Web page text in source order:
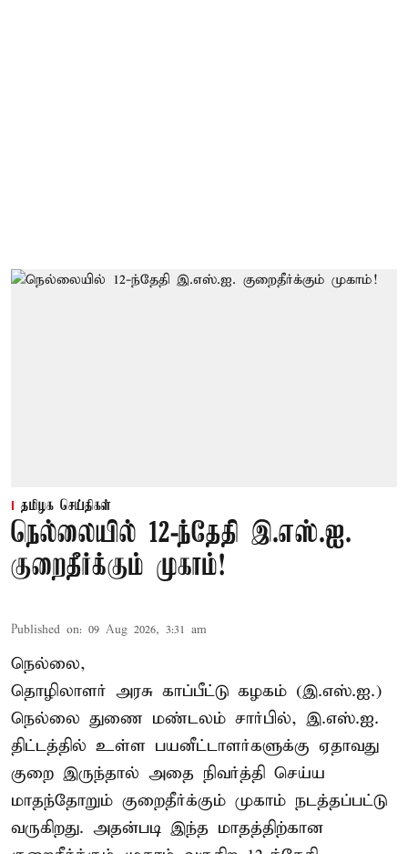
தமிழக செய்திகள்
நெல்லையில் 12-ந்தேதி இ.எஸ்.ஐ.
குறைதீர்க்கும் முகாம்!
Published on: 09 Aug 2026, 3:31 am
நெல்லை,
தொழிலாளர் அரசு காப்பீட்டு கழகம் (இ.எஸ்.ஐ.)
நெல்லை துணை மண்டலம் சார்பில், இ.எஸ்.ஐ.
திட்டத்தில் உள்ள பயனீட்டாளர்களுக்கு ஏதாவது
குறை இருந்தால் அதை நிவர்த்தி செய்ய
மாதந்தோறும் குறைதீர்க்கும் முகாம் நடத்தப்பட்டு
வருகிறது. அதன்படி இந்த மாதத்திற்கான